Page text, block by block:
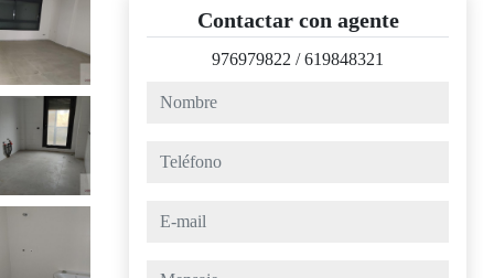
Contactar con agente
976979822 /619848321
nombre
teléfono
e-mail
mensaje